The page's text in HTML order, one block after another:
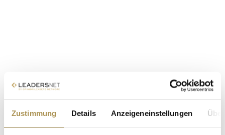
Zustimmung Details Anzeigeneinstellungen